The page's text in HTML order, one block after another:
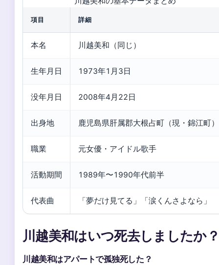
項目 詳細
本名 川越美和（同じ）
生年月日 1973年1月3日
没年月日 2008年4月22日
出身地 鹿児島県肝属郡大根占町（現・錦江町）
職業 元女優・アイドル歌手
活動期間 1989年〜1990年代前半
代表曲 「夢だけ見てる」「涙くんさよなら」
川越美和はいつ死去しましたか？
川越美和はアパートで孤独死した？